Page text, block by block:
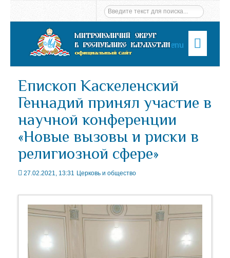
Menu
Епископ Каскеленский
Геннадий принял участие в
научной конференции
«Новые вызовы и риски в
религиозной сфере»
27.02.2021, 13:31 Церковь и общество